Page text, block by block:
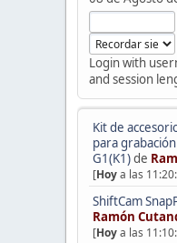
Login with
and session
Kit de
para
G1(K1)de
[Hoya las
ShiftCam
Ramón
[Hoya las